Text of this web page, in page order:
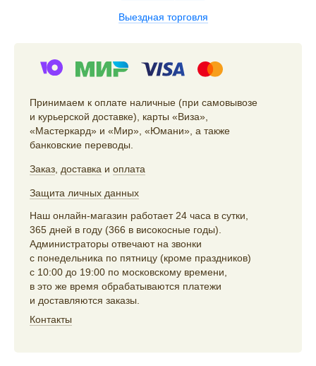
Выездная торговля
Принимаем к оплате наличные (при самовывозе
и курьерской доставке), карты «Виза»,
«Мастеркард» и «Мир», «Юмани», а также
банковские переводы.
Заказ доставка и оплата
Защита личных данных
Наш онлайн-магазин работает 24 часа в сутки,
365 дней в году (366 в високосные годы).
Администраторы отвечают на звонки
с понедельника по пятницу (кроме праздников)
с 10:00 до 19:00 по московскому времени,
в это же время обрабатываются платежи
и доставляются заказы.
Контакты